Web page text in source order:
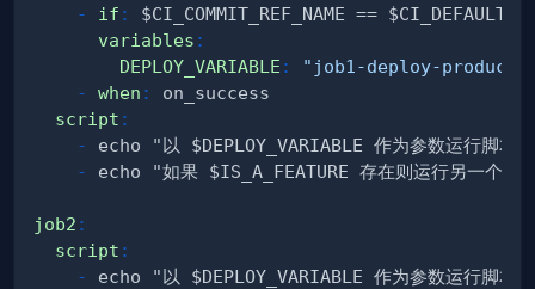
-
if :
variables :
DEPLOY_VARIABLE :
"job1-deploy-
-
when :
script :
-
-
job2 :
script :
-